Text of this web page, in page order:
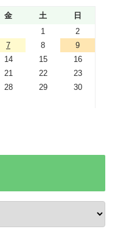
金 土
日
1
2
7 8
9
14 15
16
21 22
23
28 29
30